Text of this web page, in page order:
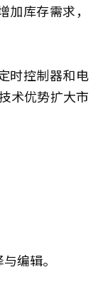
库存需求，
时控制器和电
术优势扩大市
编辑。